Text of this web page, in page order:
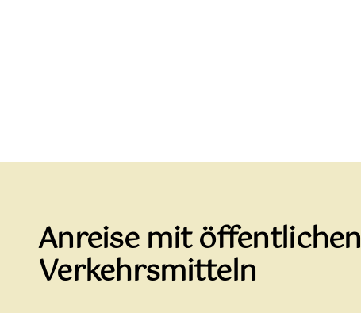
Anreise mit öffentlichen
Verkehrsmitteln